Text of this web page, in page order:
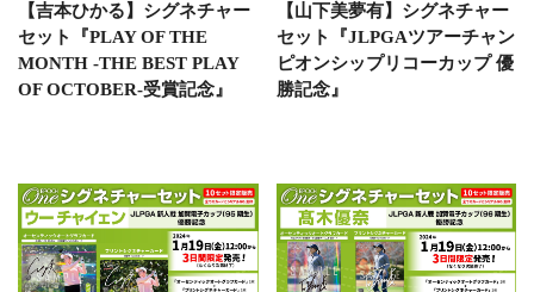
【吉本ひかる】シグネチャー
セット『PLAY OF THE
MONTH -THE BEST PLAY
OF OCTOBER-受賞記念』
【山下美夢有】シグネチャー
セット『JLPGAツアーチャン
ピオンシップリコーカップ 優
勝記念』